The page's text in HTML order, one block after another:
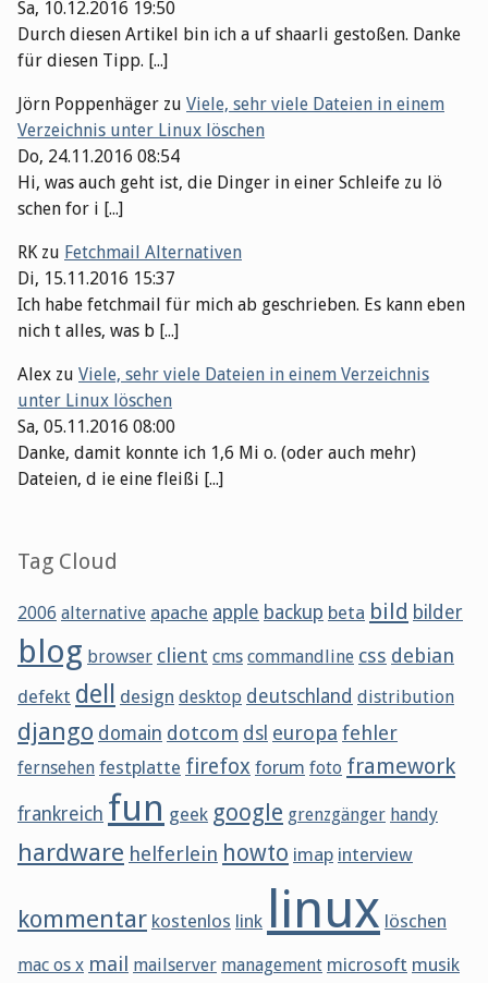
Sa, 10.12.2016 19:50
Durch diesen Artikel bin ich a uf shaarli gestoßen. Danke
für diesen Tipp. [...]
Jörn Poppenhäger zu Viele, sehr viele Dateien in einem
Verzeichnis unter Linux löschen
Do, 24.11.2016 08:54
Hi, was auch geht ist, die Dinger in einer Schleife zu lö
schen for i [...]
RKzu Fetchmail Alternativen
Di, 15.11.2016 15:37
Ich habe fetchmail für mich ab geschrieben. Es kann eben
nich t alles, was b [...]
Alex zu Viele, sehr viele Dateien in einem Verzeichnis
unter Linux löschen
Sa, 05.11.2016 08:00
Danke, damit konnte ich 1,6 Mi o. (oder auch mehr)
Dateien, d ie eine fleißi [...]
Tag Cloud
2006 alternative apache apple backup beta bild bilder
blog browser client cms commandline css debian
defekt dell design desktop deutschland distribution
django domain dotcom dsl europa fehler
fernsehen festplatte firefox forum foto framework
frankreich fun geek google grenzgänger handy
hardware helferlein howto imap interview
kommentar kostenlos link linux löschen
mac os x mail mailserver management microsoft musik